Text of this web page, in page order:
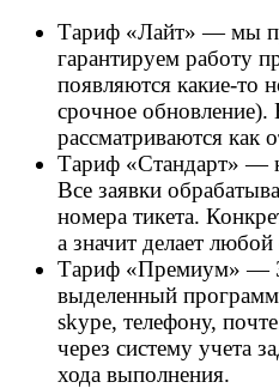
Тариф «Лайт» — мы
гарантируем работу
появляются какие-то
срочное обновление).
рассматриваются как
Тариф «Стандарт» —
Все заявки
номера тикета.
а значит делает
Тариф «Премиум» —
выделенный
skype, телефону,
через систему учета
хода выполнения.